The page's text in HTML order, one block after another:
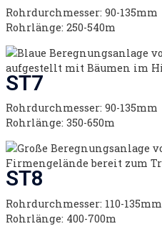
Rohrdurchmesser: 90-135mm
Rohrlänge: 250-540m
ST7
Rohrdurchmesser: 90-135mm
Rohrlänge: 350-650m
ST8
Rohrdurchmesser: 110-135mm
Rohrlänge: 400-700m